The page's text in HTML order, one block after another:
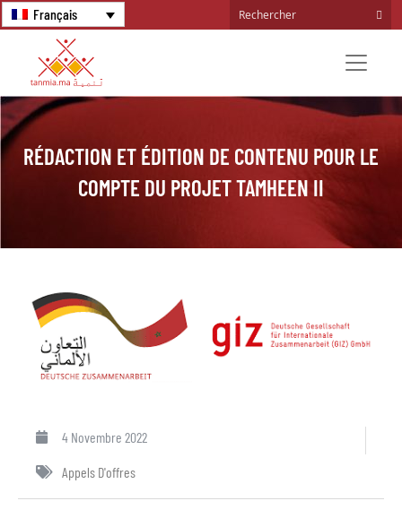
Français
RÉDACTION ET ÉDITION DE CONTENU POUR LE
COMPTE DU PROJET TAMHEEN II
4 Novembre 2022
Appels D'offres